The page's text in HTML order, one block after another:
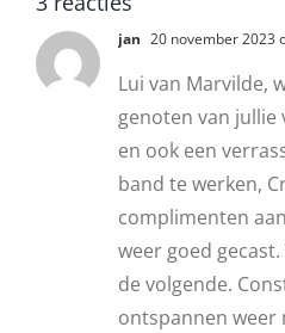
jan 20 november 2023
Lui van Marvilde,
genoten van jullie
en ook een
band te werken,
complimenten
weer goed
de volgende.
ontspannen weer